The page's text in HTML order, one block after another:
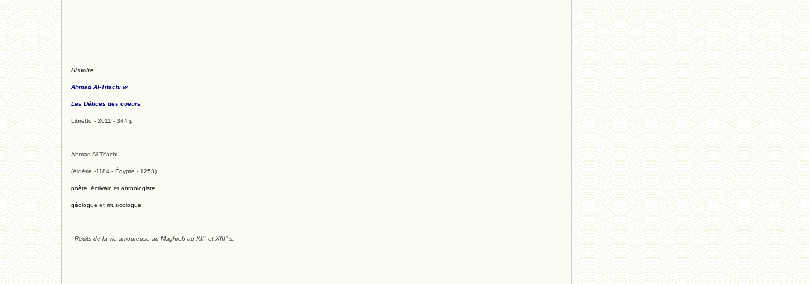
---------------------------------------------------------------------------------------------------------------------
Histoire
Ahmad Al-Tifachi w
Les Délices des coeurs
Libretto - 2011 - 344 p
Ahmad Al-Tifachi
(Algérie -1184 - Égypte - 1253)
poète écrivain et anthologiste
géologue et musicologue
- Récits de la vie amoureuse au Maghreb au XII° et XIII° s.
-----------------------------------------------------------------------------------------------------------------------
externalité - 29 septembre 2023 *
tinbergen - 14 septembre 2023 *
génocide - 9 septembre 2023 *
mariage - 2 septembre 2023 *
pauvre 02 - 1° août 2023 *
vie 03 - 27 juillet 2023 *
primate-humain 04 - 18 juillet
primate-humain 03 - 5 juillet 2023
univers 08 - 4 juillet 2023 *
inférieur V2 - 13 juin 2023 *